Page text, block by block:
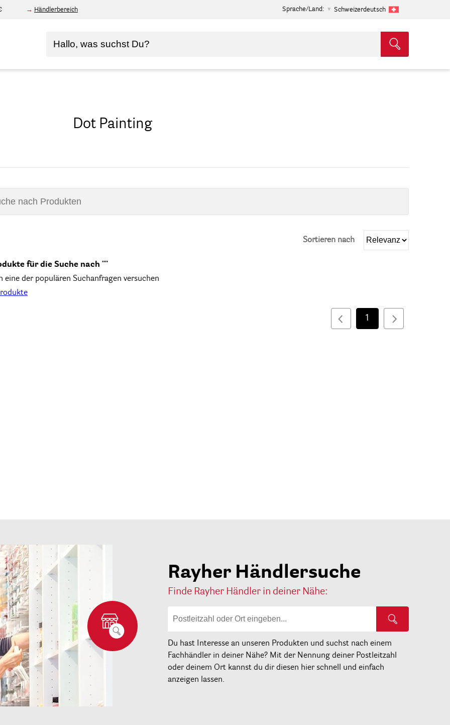
Händlerbereich Sprache/Land: Schweizerdeutsch
Dot Painting
Sortieren nach
für die Suche nach ""
eine der populären Suchanfragen versuchen
1
Rayher Händlersuche
Finde Rayher Händler in deiner Nähe:
Du hast Interesse an unseren Produkten und suchst nach einem
Fachhändler in deiner Nähe? Mit der Nennung deiner Postleitzahl
oder deinem Ort kannst du dir diesen hier schnell und einfach
anzeigen lassen.